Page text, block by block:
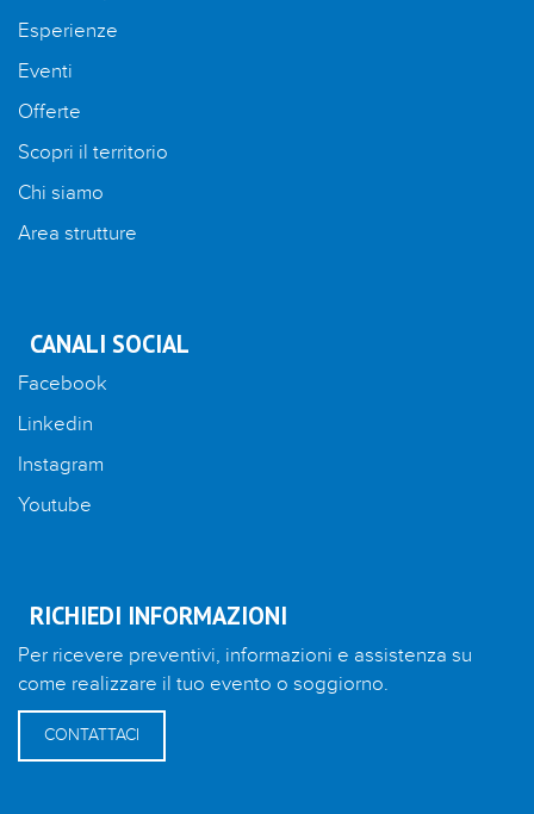
Esperienze
Eventi
Offerte
Scopri il territorio
Chi siamo
Area strutture
CANALI SOCIAL
Facebook
Linkedin
Instagram
Youtube
RICHIEDI INFORMAZIONI
Per ricevere preventivi, informazioni e assistenza su
come realizzare il tuo evento o soggiorno.
CONTATTACI